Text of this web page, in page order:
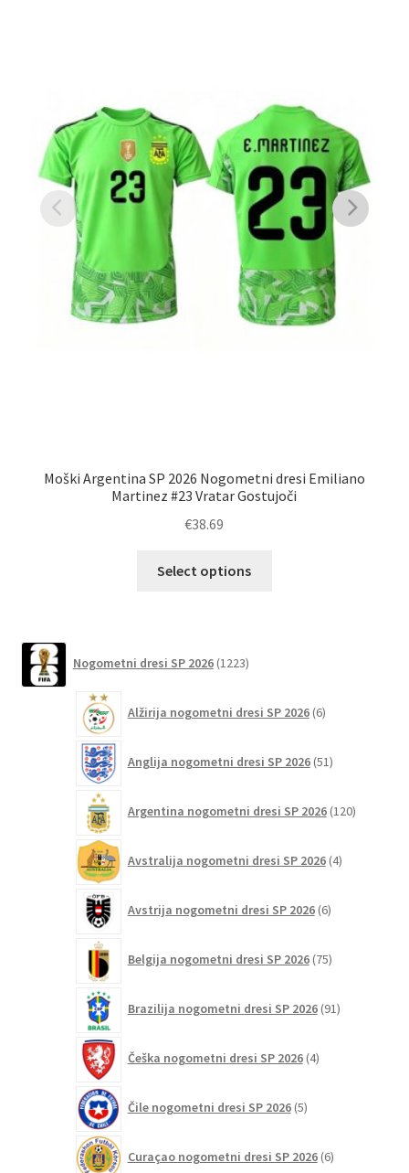
Moški Argentina SP 2026 Nogometni dresi Emiliano
Martinez #23 Vratar Gostujoči
€38.69
Select options
izberete
strani
Nogometni dresi SP 2026 1223izdelkov
Alžirija nogometni dresi SP 2026 6izdelkov
Anglija nogometni dresi SP 2026 51izdelkov
Argentina nogometni dresi SP 2026 120izdelkov
Avstralija nogometni dresi SP 2026 4izdelki
Avstrija nogometni dresi SP 2026 6izdelkov
Belgija nogometni dresi SP 2026 75izdelkov
Brazilija nogometni dresi SP 2026 91izdelkov
Češka nogometni dresi SP 2026 4izdelki
Čile nogometni dresi SP 2026 5izdelkov
Curaçao nogometni dresi SP 2026 6izdelkov